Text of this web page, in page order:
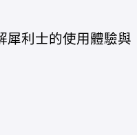
犀利士的使用體驗與